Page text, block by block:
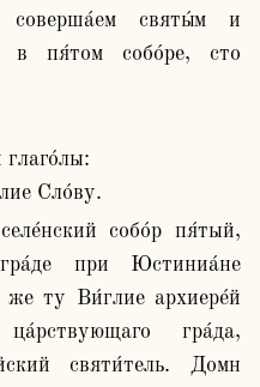
в пя́том собо́ре, сто
Сло́ву.
при Юстиниа́не
ту Ви́глие архиере́й
гра́да,
святи́тель. Домн